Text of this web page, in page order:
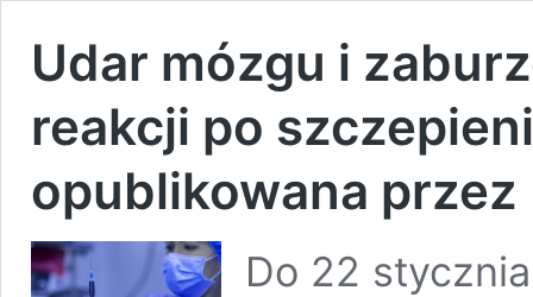
Udar mózgu i
reakcji po
opublikowana
Do 22